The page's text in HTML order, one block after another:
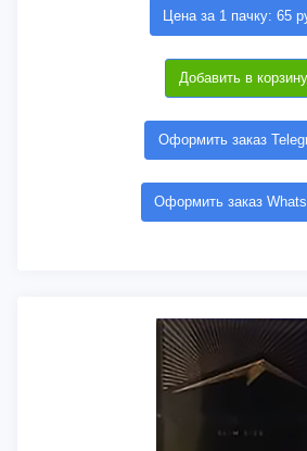
Цена за 1 пачку: 65
Добавить в корзину
Оформить заказ
Оформить заказ